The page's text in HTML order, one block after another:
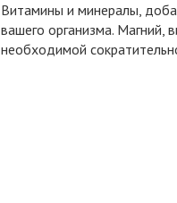
Витамины и минералы,
вашего организма. Магний,
необходимой